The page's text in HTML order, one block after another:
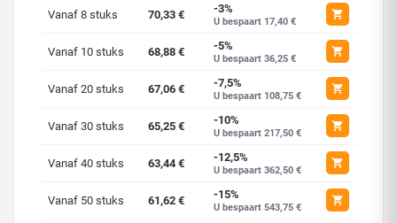
Vanaf 8 stuks 70,33 € -3%
U bespaart 17,40 €
Vanaf 10 stuks 68,88 € -5%
U bespaart 36,25 €
Vanaf 20 stuks 67,06 € -7,5%
U bespaart 108,75 €
Vanaf 30 stuks 65,25 € -10%
U bespaart 217,50 €
Vanaf 40 stuks 63,44 € -12,5%
U bespaart 362,50 €
Vanaf 50 stuks 61,62 € -15%
U bespaart 543,75 €